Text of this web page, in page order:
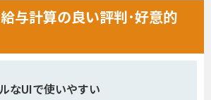
与計算の良い評判･好意的
なUIで使いやすい